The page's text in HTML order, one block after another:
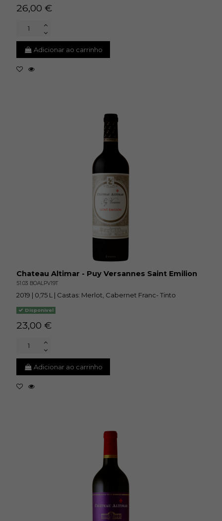
26,00 €
Adicionar ao carrinho
Chateau Altimar - Puy Versannes Saint Emilion
51.03 BOALPV19T
2019 | 0,75 L | Castas: Merlot, Cabernet Franc- Tinto
Disponivel
23,00 €
Adicionar ao carrinho